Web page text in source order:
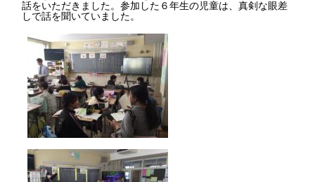
話をいただきました。参加した６年生の児童は、真剣な眼差
しで話を聞いていました。